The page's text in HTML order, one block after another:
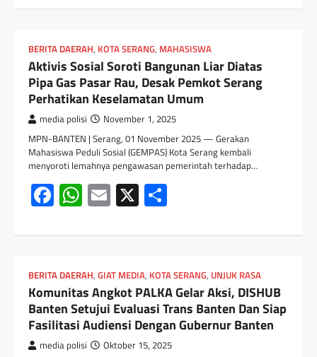
BERITA DAERAH, KOTA SERANG, MAHASISWA
Aktivis Sosial Soroti Bangunan Liar Diatas
Pipa Gas Pasar Rau, Desak Pemkot Serang
Perhatikan Keselamatan Umum
media polisi November 1, 2025
MPN-BANTEN | Serang, 01 November 2025 — Gerakan
Mahasiswa Peduli Sosial (GEMPAS) Kota Serang kembali
menyoroti lemahnya pengawasan pemerintah terhadap…
Facebook
WhatsApp
Email
X
BERITA DAERAH, GIAT MEDIA, KOTA SERANG, UNJUK RASA
Komunitas Angkot PALKA Gelar Aksi, DISHUB
Banten Setujui Evaluasi Trans Banten Dan Siap
Fasilitasi Audiensi Dengan Gubernur Banten
media polisi Oktober 15, 2025